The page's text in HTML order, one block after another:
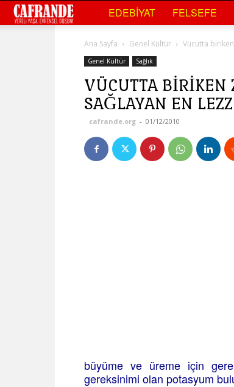
Cafrande
Sanat
EDEBIYAT FELSEFE
Ana Sayfa Genel Kültür Vücutta
Genel Kültür Sağlık
VÜCUTTA
SAĞLAYAN EN
cafrande.org - 01/12/2010
büyüme ve üreme için
gereksinimi olan potasyum